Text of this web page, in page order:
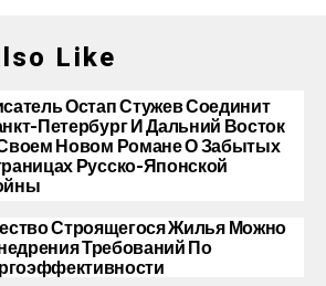
Like
Остап Стужев Соединит
Петербург И Дальний Восток
Новом Романе О Забытых
Русско-Японской
Строящегося Жилья Можно
Требований По